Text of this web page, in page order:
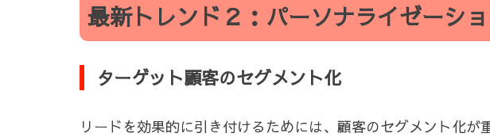
最新トレンド２：パーソナライゼーシ
ターゲット顧客のセグメント化
リードを効果的に引き付けるためには、顧客のセグメント化が